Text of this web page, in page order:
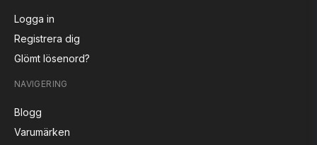
Logga in
Registrera dig
Glömt lösenord?
NAVIGERING
Blogg
Varumärken